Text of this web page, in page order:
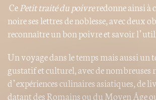
CePetit traité du poivreredonne ainsi à
noire ses lettres de noblesse, avec deux
reconnaître un bon poivre et savoir
Un voyage dans le temps mais aussi un
gustatif et culturel, avec de nombreuses
d’expériences culinaires asiatiques, de
datant des Romains ou du Moyen Âge